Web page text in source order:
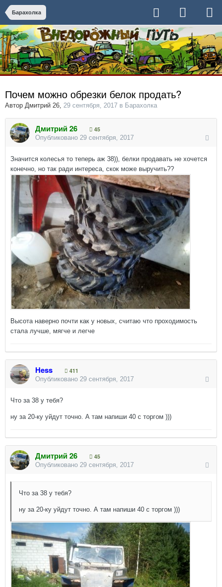
Барахолка
Почем можно обрезки белок продать?
Автор Дмитрий 26, 29 сентября, 2017 в Барахолка
Дмитрий 26
45
Опубликовано 29 сентября, 2017
Значится колесья то теперь аж 38)), белки продавать не хочется
конечно, но так ради интереса, скок може выручить??
Высота наверно почти как у новых, считаю что проходимость
стала лучше, мягче и легче
Hess
411
Опубликовано 29 сентября, 2017
Что за 38 у тебя?
ну за 20-ку уйдут точно. А там напиши 40 с торгом )))
Дмитрий 26
45
Опубликовано 29 сентября, 2017
Что за 38 у тебя?
ну за 20-ку уйдут точно. А там напиши 40 с торгом )))